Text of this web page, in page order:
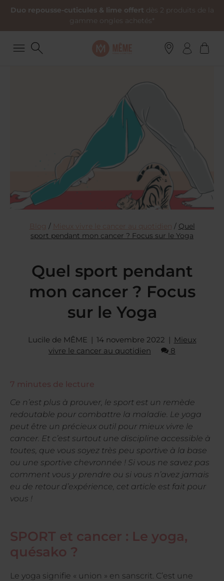
Duo repousse-cuticules & lime offert dès 2 produits de la
gamme ongles achetés*
Blog / Mieux vivre le cancer au quotidien / Quel
sport pendant mon cancer ? Focus sur le Yoga
Quel sport pendant
mon cancer ? Focus
sur le Yoga
Lucile de MÊME 14 novembre 2022
Mieux
vivre le cancer au quotidien
8
7 minutes de lecture
Ce n’est plus à prouver, le sport est un remède
redoutable pour combattre la maladie. Le yoga
peut être un précieux outil pour mieux vivre le
cancer. Et c’est surtout une discipline accessible à
toutes, que vous soyez très peu sportive à la base
ou une sportive chevronnée ! Si vous ne savez pas
comment vous y prendre ou si vous n’avez jamais
eu de retour d’expérience, cet article est fait pour
vous !
SPORT et cancer : Le yoga,
quésako ?
Le yoga signifie « union » en sanscrit. C’est une